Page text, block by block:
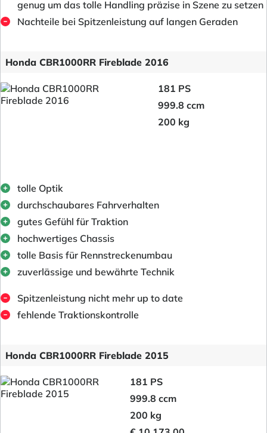
genug um das tolle Handling präzise in Szene zu setzen
Nachteile bei Spitzenleistung auf langen Geraden
Honda CBR1000RR Fireblade 2016
181 PS
999.8 ccm
200 kg
tolle Optik
durchschaubares Fahrverhalten
gutes Gefühl für Traktion
hochwertiges Chassis
tolle Basis für Rennstreckenumbau
zuverlässige und bewährte Technik
Spitzenleistung nicht mehr up to date
fehlende Traktionskontrolle
Honda CBR1000RR Fireblade 2015
181 PS
999.8 ccm
200 kg